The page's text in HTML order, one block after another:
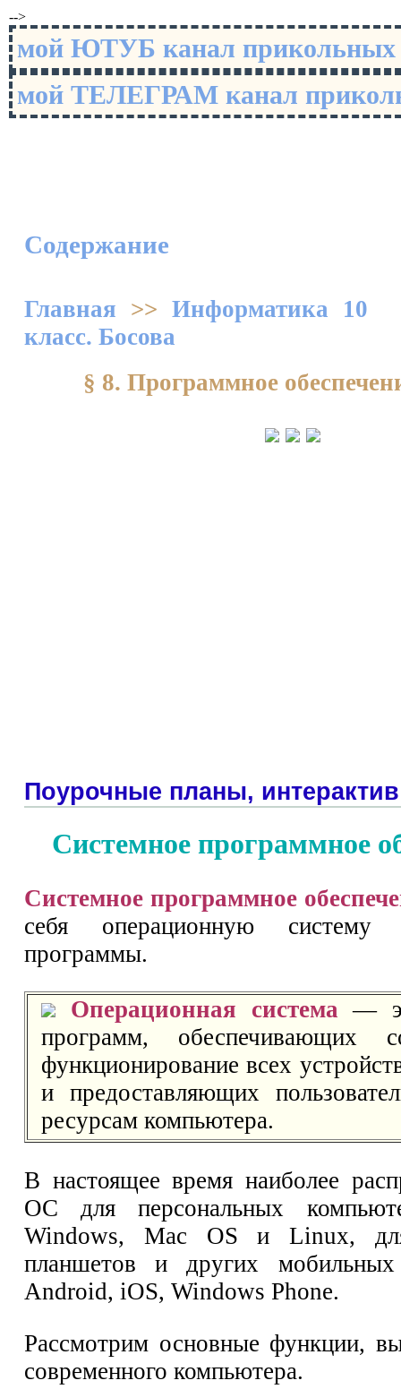
-->
мой ЮТУБ канал
мой ТЕЛЕГРАМ канал
Содержание
Главная >> Информатика 10
класс. Босова
§ 8. Программное
Поурочные планы, интерактив
Системное программное
Системное программное
себя операционную
программы.
Операционная система —
программ, обеспечивающих
функционирование всех
и предоставляющих
ресурсам компьютера.
В настоящее время наиболее
ОС для персональных
Windows, Mac OS и Linux,
планшетов и других
Android, iOS, Windows Phone.
Рассмотрим основные функции,
современного компьютера.